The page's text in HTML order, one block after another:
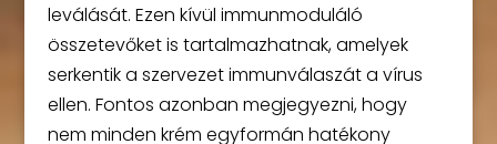
leválását. Ezen kívül immunmoduláló
összetevőket is tartalmazhatnak, amelyek
serkentik a szervezet immunválaszát a vírus
ellen. Fontos azonban megjegyezni, hogy
nem minden krém egyformán hatékony